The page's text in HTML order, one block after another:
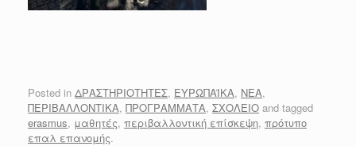
Posted in ΔΡΑΣΤΗΡΙΟΤΗΤΕΣ, ΕΥΡΩΠΑΪΚΑ, ΝΕΑ,
ΠΕΡΙΒΑΛΛΟΝΤΙΚΑ, ΠΡΟΓΡΑΜΜΑΤΑ, ΣΧΟΛΕΙΟ and tagged
erasmus, μαθητές, περιβαλλοντική επίσκεψη, πρότυπο
επαλ επανομής.